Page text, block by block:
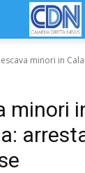
minori in
minori